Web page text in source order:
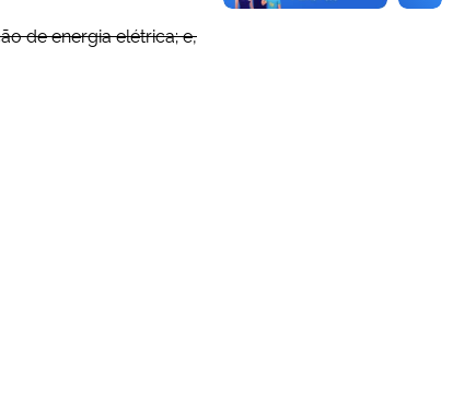
de energia elétrica; e,